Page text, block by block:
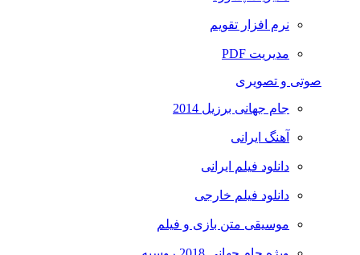
نرم افزار تقویم
مدیریت PDF
صوتی و تصویری
جام جهانی برزیل 2014
آهنگ ایرانی
دانلود فیلم ایرانی
دانلود فیلم خارجی
موسیقی متن بازی و فیلم